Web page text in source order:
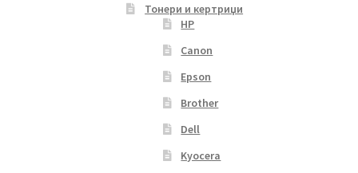
Тонери и кертриџи
HP
Canon
Epson
Brother
Dell
Kyocera